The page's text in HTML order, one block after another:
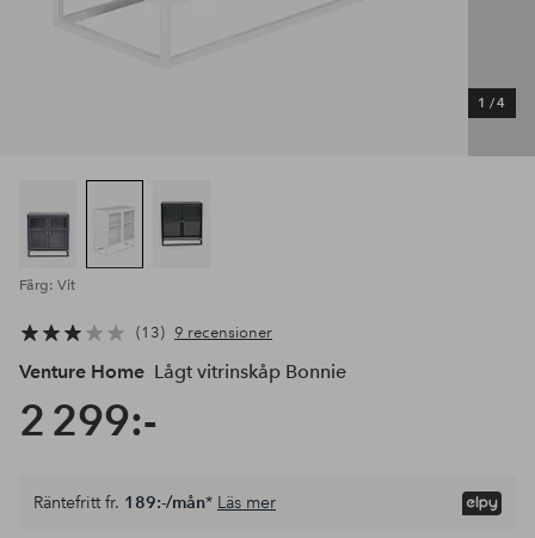
1 /4
Färg: Vit
13 9 recensioner
Venture Home Lågt vitrinskåp Bonnie
2 299:-
Lägg i
Räntefritt fr. 189:-/mån* Läs mer